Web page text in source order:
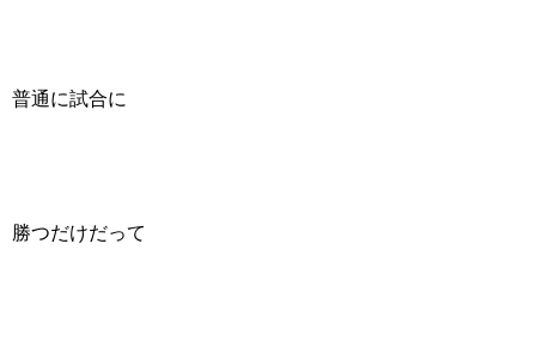
普通に試合に
勝つだけだって